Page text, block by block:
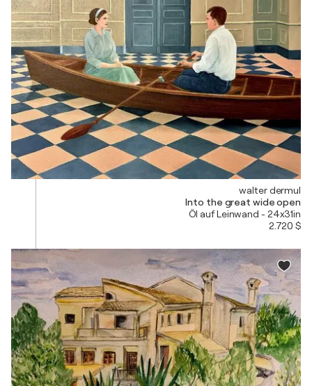
walter dermul
Into the great wide open
Öl auf Leinwand - 24x31in
2.720 $